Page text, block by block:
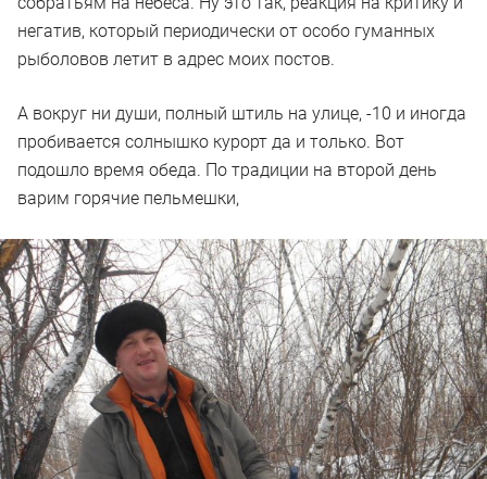
негатив, который периодически от особо гуманных
рыболовов летит в адрес моих постов.
А вокруг ни души, полный штиль на улице, -10 и иногда
пробивается солнышко курорт да и только. Вот
подошло время обеда. По традиции на второй день
варим горячие пельмешки,